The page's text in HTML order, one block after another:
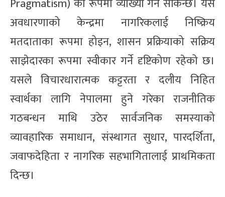
अवधारणाको केन्द्रमा नागरिकलाई निष्क्रिय
मतदाताका रूपमा होइन, शासन प्रक्रियाको सक्रिय
साझेदारका रूपमा स्वीकार गर्ने दृष्टिकोण रहेको छ।
यसले विचारधारात्मक कट्टरता र दलीय निहित
स्वार्थका लागि नेपालमा हुने गरेका राजनीतिक
गठबन्धन माथि उठेर सार्वजनिक समस्याको
व्यावहारिक समाधान, संस्थागत सुधार, पारदर्शिता,
जवाफदेहिता र नागरिक सहभागितालाई प्राथमिकता
दिन्छ।